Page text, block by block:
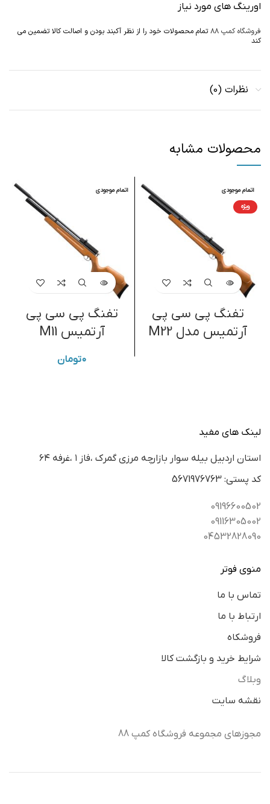
اورینگ های مورد نیاز
فروشگاه کمپ ۸۸
تمام محصولات خود را از نظر آکبند بودن و اصالت کالا تضمین می
کند
نظرات (0)
محصولات مشابه
اتمام موجودی
ویژه
تفنگ پی سی پی
آرتمیس مدل M22
اتمام موجودی
تفنگ پی سی پی
آرتمیس M11
۰تومان
لینک های مفید
استان اردبيل بيله سوار بازارچه مرزي گمرك ،فاز ١ ،غرفه ٦٤
كد پستي: 5671976763
09196600502
09116305002
04532828090
منوی فوتر
تماس با ما
ارتباط با ما
فروشکاه
شرایط خرید و بازگشت کالا
وبلاگ
نقشه سایت
مجوزهای مجموعه فروشگاه کمپ 88